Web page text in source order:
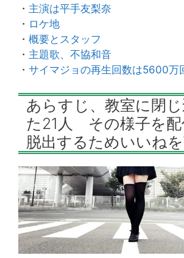
・ 主演は平手友梨奈
・ ロケ地
・ 概要とスタッフ
・ 主題歌、不協和音
・ サイマジョの再生回数は5600万
あらすじ、教室に閉
た21人 その様子を配
脱出するためいいねを